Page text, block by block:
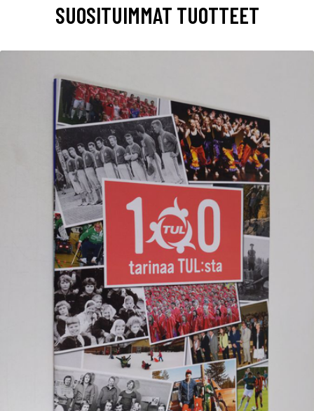
SUOSITUIMMAT TUOTTEET